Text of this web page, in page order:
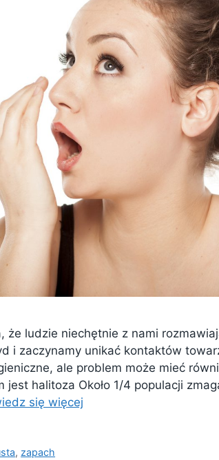
że ludzie niechętnie z nami
i zaczynamy unikać kontaktów
ale problem może mieć
jest halitoza Około 1/4 populacji
się więcej
,zapach